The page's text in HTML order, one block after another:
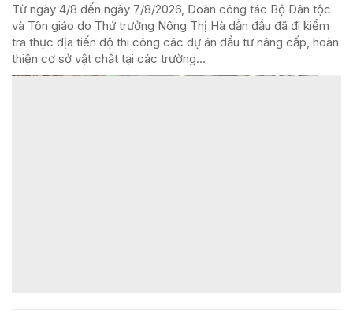
Từ ngày 4/8 đến ngày 7/8/2026, Đoàn công tác Bộ Dân tộc
và Tôn giáo do Thứ trưởng Nông Thị Hà dẫn đầu đã đi kiểm
tra thực địa tiến độ thi công các dự án đầu tư nâng cấp, hoàn
thiện cơ sở vật chất tại các trường...